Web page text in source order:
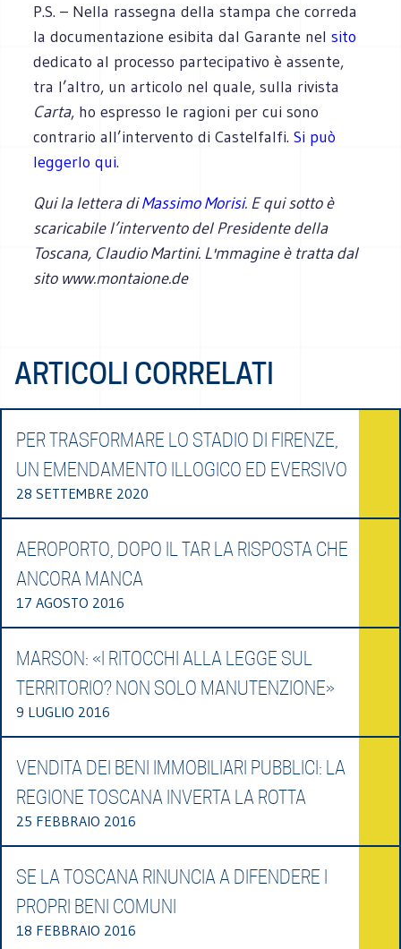
P.S. – Nella rassegna della stampa che correda
la documentazione esibita dal Garante nelsito
dedicato al processo partecipativo è assente,
tra l’altro, un articolo nel quale, sulla rivista
Carta, ho espresso le ragioni per cui sono
contrario all’intervento di Castelfalfi.Si può
leggerlo qui.
Qui la lettera diMassimo Morisi. E qui sotto è
scaricabile l’intervento del Presidente della
Toscana, Claudio Martini. L'mmagine è tratta dal
sito www.montaione.de
ARTICOLI CORRELATI
PER TRASFORMARE LO STADIO DI FIRENZE,
UN EMENDAMENTO ILLOGICO ED EVERSIVO
28 SETTEMBRE 2020
AEROPORTO, DOPO IL TAR LA RISPOSTA CHE
ANCORA MANCA
17 AGOSTO 2016
MARSON: «I RITOCCHI ALLA LEGGE SUL
TERRITORIO? NON SOLO MANUTENZIONE»
9 LUGLIO 2016
VENDITA DEI BENI IMMOBILIARI PUBBLICI: LA
REGIONE TOSCANA INVERTA LA ROTTA
25 FEBBRAIO 2016
SE LA TOSCANA RINUNCIA A DIFENDERE I
PROPRI BENI COMUNI
18 FEBBRAIO 2016